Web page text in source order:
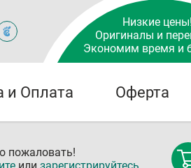
Низкие цены!
Оригиналы и
Экономим время и
и Оплата Оферта
пожаловать!